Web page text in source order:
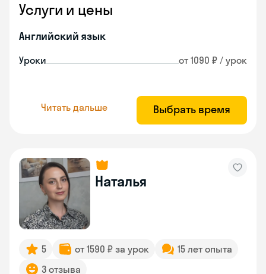
Услуги и цены
Английский язык
Уроки от 1090 ₽ / урок
Читать дальше Выбрать время
Наталья
5 от 1590 ₽ за урок
15 лет опыта
3 отзыва